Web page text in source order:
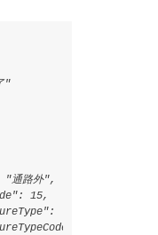
"
通路外",
15,
"通常",
0,